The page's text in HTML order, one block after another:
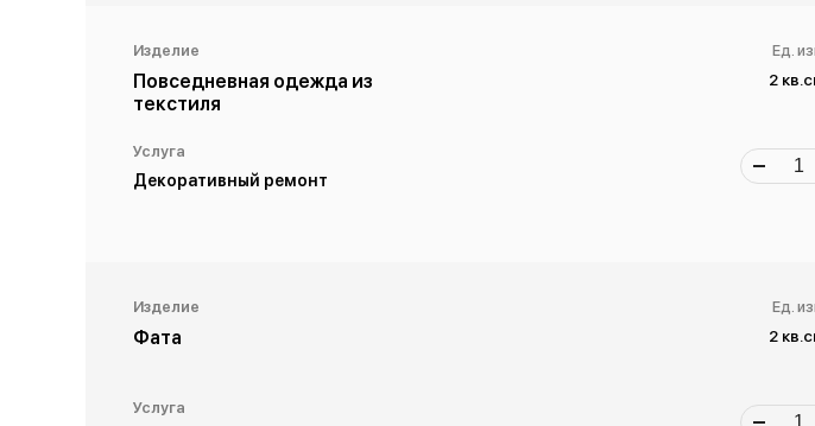
Изделие
Повседневная одежда из
текстиля
Услуга
Декоративный ремонт
Ед.
2
Изделие
Фата
Услуга
Ед.
2